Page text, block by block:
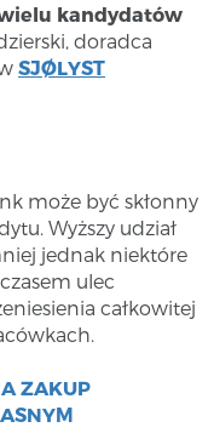
kandydatów
doradca
SJØLYST
może być skłonny
Wyższy udział
jednak niektóre
ulec
całkowitej
ZAKUP